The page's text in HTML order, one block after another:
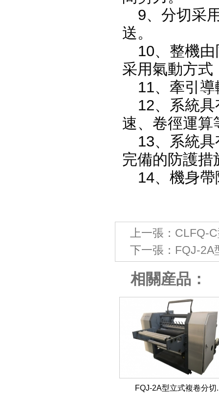
9、分切采
送。
10、整機
采用氣動方式
11、牽引
12、系統
速、卷徑運算
13、系統
完備的防護措
14、機身
上一張： CLFQ-
下一張： FQJ-2A
相關産品：
FQJ-2A型立式複卷分切